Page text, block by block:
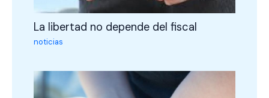
La libertad no depende del fiscal
noticias